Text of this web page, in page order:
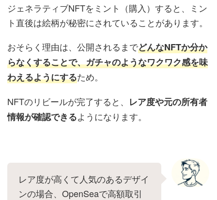
ジェネラティブNFTをミント（購入）すると、ミン
ト直後は絵柄が秘密にされていることがあります。
おそらく理由は、公開されるまでどんなNFTか分か
らなくすることで、ガチャのようなワクワク感を味
わえるようにするため。
NFTのリビールが完了すると、 レア度や元の所有者
情報が確認できるようになります。
レア度が高くて人気のあるデザイ
ンの場合、OpenSeaで高額取引